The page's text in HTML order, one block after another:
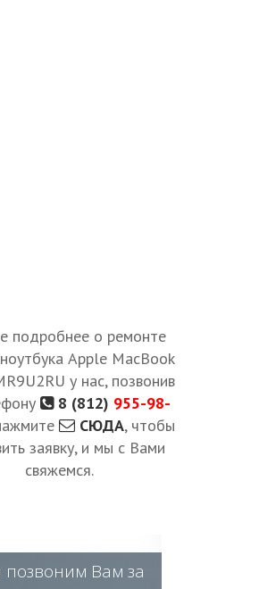
подробнее о ремонте
Apple MacBook
у нас, позвонив
8 (812) 955-98-
СЮДА, чтобы
заявку, и мы с Вами
свяжемся.
Вам за